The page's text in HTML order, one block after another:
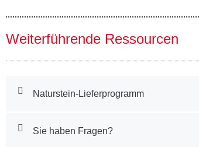
Weiterführende Ressourcen
Naturstein-Lieferprogramm
Sie haben Fragen?